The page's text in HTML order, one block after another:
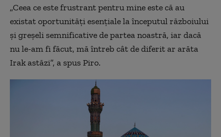
„Ceea ce este frustrant pentru mine este că au
existat oportunități esențiale la începutul războiului
și greșeli semnificative de partea noastră, iar dacă
nu le-am fi făcut, mă întreb cât de diferit ar arăta
Irak astăzi”, a spus Piro.